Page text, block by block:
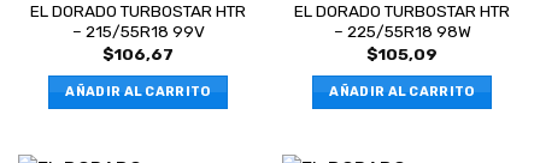
EL DORADO TURBOSTAR HTR
– 215/55R18 99V
$106,67
AÑADIR AL CARRITO
EL DORADO TURBOSTAR HTR
– 225/55R18 98W
$105,09
AÑADIR AL CARRITO